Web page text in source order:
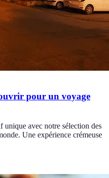
pour un voyage
unique avec notre sélection des
Une expérience crémeuse